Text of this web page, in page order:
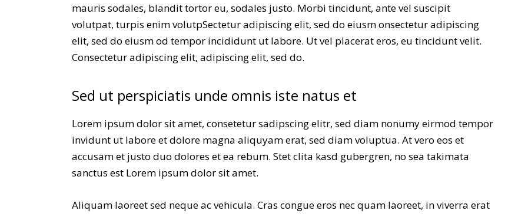
mauris sodales, blandit tortor eu, sodales justo. Morbi tincidunt, ante vel suscipit
volutpat, turpis enim volutpSectetur adipiscing elit, sed do eiusm onsectetur adipiscing
elit, sed do eiusm od tempor incididunt ut labore. Ut vel placerat eros, eu tincidunt velit.
Consectetur adipiscing elit, adipiscing elit, sed do.
Sed ut perspiciatis unde omnis iste natus et
Lorem ipsum dolor sit amet, consetetur sadipscing elitr, sed diam nonumy eirmod tempor
invidunt ut labore et dolore magna aliquyam erat, sed diam voluptua. At vero eos et
accusam et justo duo dolores et ea rebum. Stet clita kasd gubergren, no sea takimata
sanctus est Lorem ipsum dolor sit amet.
Aliquam laoreet sed neque ac vehicula. Cras congue eros nec quam laoreet, in viverra erat